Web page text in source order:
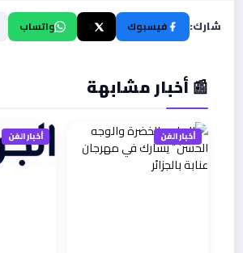
شارك: فيسبوك واتساب
📰 أخبار مشابهة
أخبار الفن أخبار الفن